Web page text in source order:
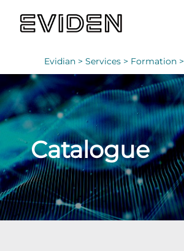
Evidian > Services > Formation >
Catalogue